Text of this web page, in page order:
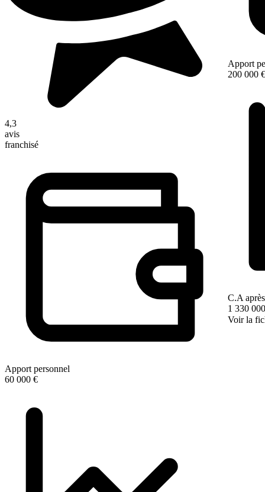
4,3
avis
franchisé
Apport personnel
60 000 €
Apport
200 000 €
C.A
1 330
Voir la